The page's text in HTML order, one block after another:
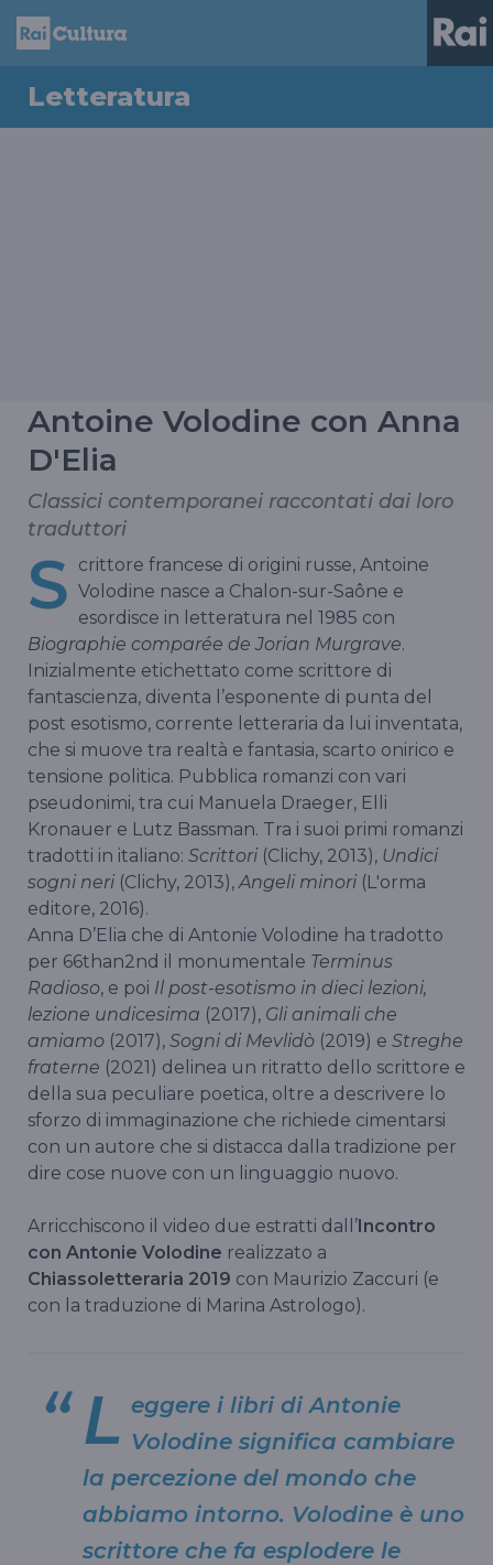
Letteratura
Antoine Volodine con Anna
D'Elia
Classici contemporanei raccontati dai loro
traduttori
S crittore francese di origini russe, Antoine
Volodine nasce a Chalon-sur-Saône e
esordisce in letteratura nel 1985 con
Biographie comparée de Jorian Murgrave.
Inizialmente etichettato come scrittore di
fantascienza, diventa l’esponente di punta del
post esotismo, corrente letteraria da lui inventata,
che si muove tra realtà e fantasia, scarto onirico e
tensione politica. Pubblica romanzi con vari
pseudonimi, tra cui Manuela Draeger, Elli
Kronauer e Lutz Bassman. Tra i suoi primi romanzi
tradotti in italiano: Scrittori (Clichy, 2013), Undici
sogni neri (Clichy, 2013),Angeli minori (L'orma
editore, 2016).
Anna D’Elia che di Antonie Volodine ha tradotto
per 66than2nd il monumentale Terminus
Radioso, e poi Il post-esotismo in dieci lezioni,
lezione undicesima (2017), Gli animali che
amiamo (2017), Sogni di Mevlidò (2019) e Streghe
fraterne (2021) delinea un ritratto dello scrittore e
della sua peculiare poetica, oltre a descrivere lo
sforzo di immaginazione che richiede cimentarsi
con un autore che si distacca dalla tradizione per
dire cose nuove con un linguaggio nuovo.
Arricchiscono il video due estratti dall’Incontro
con Antonie Volodine realizzato a
Chiassoletteraria 2019 con Maurizio Zaccuri (e
con la traduzione di Marina Astrologo).
L eggere i libri di Antonie
Volodine significa cambiare
la percezione del mondo che
abbiamo intorno. Volodine è uno
scrittore che fa esplodere le